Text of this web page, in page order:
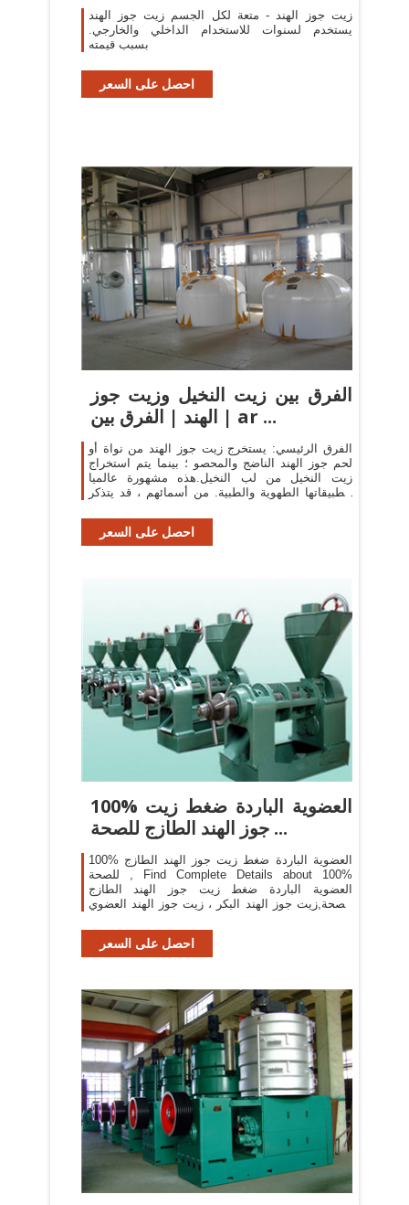
زيت جوز الهند - متعة لكل الجسم زيت جوز الهند
يستخدم لسنوات للاستخدام الداخلي والخارجي.
بسبب قيمته
احصل على السعر
الفرق بين زيت النخيل وزيت جوز
الهند | الفرق بين | ar ...
الفرق الرئيسي: يستخرج زيت جوز الهند من نواة أو
لحم جوز الهند الناضج والمحصو ؛ بينما يتم استخراج
زيت النخيل من لب النخيل.هذه مشهورة عالميا
لتطبيقاتها الطهوية والطبية. من أسمائهم ، قد يتذكر
احصل على السعر
100% العضوية الباردة ضغط زيت
جوز الهند الطازج للصحة ...
100% العضوية الباردة ضغط زيت جوز الهند الطازج
للصحة , Find Complete Details about 100%
العضوية الباردة ضغط زيت جوز الهند الطازج
للصحة,زيت جوز الهند البكر ، زيت جوز الهند العضوي
Oil Supplier or Manufacturer ...
احصل على السعر